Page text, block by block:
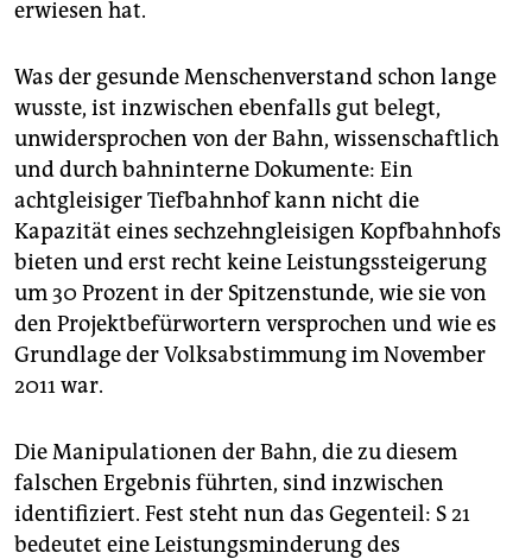
erwiesen hat.
Was der gesunde Menschenverstand schon lange
wusste, ist inzwischen ebenfalls gut belegt,
unwidersprochen von der Bahn, wissenschaftlich
und durch bahninterne Dokumente: Ein
achtgleisiger Tiefbahnhof kann nicht die
Kapazität eines sechzehngleisigen Kopfbahnhofs
bieten und erst recht keine Leistungssteigerung
um 30 Prozent in der Spitzenstunde, wie sie von
den Projektbefürwortern versprochen und wie es
Grundlage der Volksabstimmung im November
2011 war.
Die Manipulationen der Bahn, die zu diesem
falschen Ergebnis führten, sind inzwischen
identifiziert. Fest steht nun das Gegenteil: S 21
bedeutet eine Leistungsminderung des